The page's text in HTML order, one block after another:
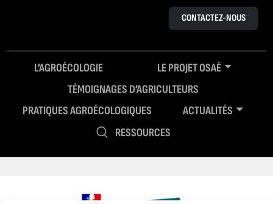
CONTACTEZ-NOUS
L’AGROÉCOLOGIE
LE PROJET OSAÉ
TÉMOIGNAGES D’AGRICULTEURS
PRATIQUES AGROÉCOLOGIQUES
ACTUALITÉS
RESSOURCES